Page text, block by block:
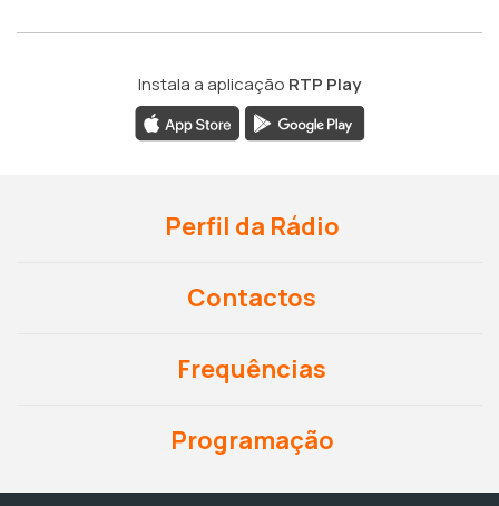
Instala a aplicação RTP Play
Perfil da Rádio
Contactos
Frequências
Programação